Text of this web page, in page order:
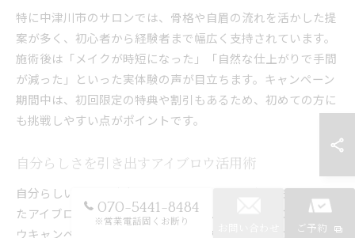
特に中津川市のサロンでは、骨格や自眉の流れを活かした提
案が多く、初心者から経験者まで幅広く支持されています。
施術後は「メイクが時短になった」「自然な仕上がりで手間
が減った」といった実体験の声が目立ちます。キャンペーン
期間中は、初回限定の特典や割引もあるため、初めての方に
も挑戦しやすい点がポイントです。
自分らしさを引き出すアイブロウ活用術
自分らしい印象を演出するためには、骨格や顔立ちに合わせ
たアイブロウデザインが欠かせません。中津川市のアイブロ
ウキャンペーンを利用することで、プロが一人ひとりに合わ
070-5441-8484
※営業電話固くお断り
ご予約